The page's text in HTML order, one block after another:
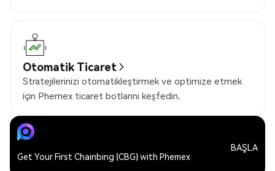
Otomatik Ticaret
Stratejilerinizi otomatikleştirmek ve optimize etmek
için Phemex ticaret botlarını keşfedin.
Get Your First Chainbing (CBG) with Phemex
BAŞLA